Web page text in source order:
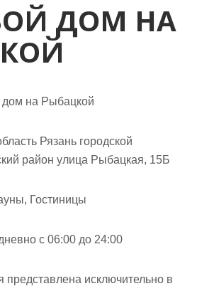
ДОМ НА
дом на Рыбацкой
Рязань городской
район улица Рыбацкая, 15Б
Гостиницы
с 06:00 до 24:00
исключительно в